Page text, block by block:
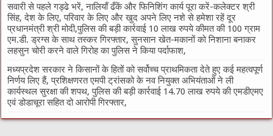
सवारी से पहले गड्ढे भरें, नालियाँ ढँकें और फिनिशिंग कार्य पूरा करें-कलेक्टर श्री
सिंह, देश के लिए, परिवार के लिए और खुद अपने लिए नशे से हमेशा रहें दूर
प्रधानमंत्री श्री मोदी,पुलिस की बड़ी कार्रवाई 10 लाख रुपये कीमत की 100 ग्राम
एम.डी. ड्रग्स के साथ तस्कर गिरफ्तार, सुनसान खेत-मकानों को निशाना बनाकर
लहसुन चोरी करने वाले गिरोह का पुलिस ने किया पर्दाफाश,
मध्यप्रदेश सरकार ने किसानों के हितों को सर्वोच्च प्राथमिकता देते हुए कई महत्वपूर्ण
निर्णय लिए हैं, प्रशिक्षणरत एमपी ट्रांसको के नव नियुक्त अभियंताओं ने ली
कार्यस्थल सुरक्षा की शपथ, पुलिस की बड़ी कार्रवाई 14.70 लाख रुपये की एमडीएमए
एवं डोडाचूरा सहित दो आरोपी गिरफ्तार,